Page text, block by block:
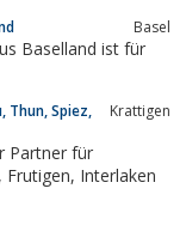
Basel
Baselland ist für
Thun, Spiez,
Krattigen